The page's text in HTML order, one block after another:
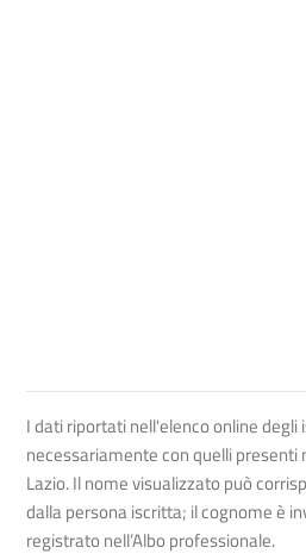
I dati riportati nell'elenco online degli
necessariamente con quelli presenti
Lazio. Il nome visualizzato può
dalla persona iscritta; il cognome è
registrato nell’Albo professionale.